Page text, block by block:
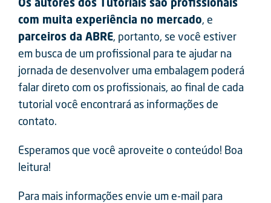
com muita experiência no mercado, e
parceiros da ABRE, portanto, se você estiver
em busca de um profissional para te ajudar na
jornada de desenvolver uma embalagem poderá
falar direto com os profissionais, ao final de cada
tutorial você encontrará as informações de
contato.
Esperamos que você aproveite o conteúdo! Boa
leitura!
Para mais informações envie um e-mail para